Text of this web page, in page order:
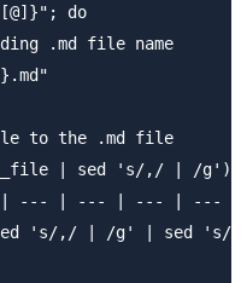
do
.md file name
to the .md file
| sed 's/,/ | /g')
--- | --- | --- | ---
's/,/ | /g' | sed